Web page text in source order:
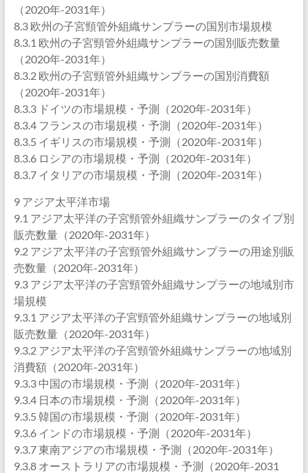
（2020年-2031年）
8.3 欧州の子宮頸管外組織サンプラーの国別市場規模
8.3.1 欧州の子宮頸管外組織サンプラーの国別販売数量
（2020年-2031年）
8.3.2 欧州の子宮頸管外組織サンプラーの国別消費額
（2020年-2031年）
8.3.3 ドイツの市場規模・予測（2020年-2031年）
8.3.4 フランスの市場規模・予測（2020年-2031年）
8.3.5 イギリスの市場規模・予測（2020年-2031年）
8.3.6 ロシアの市場規模・予測（2020年-2031年）
8.3.7 イタリアの市場規模・予測（2020年-2031年）
9 アジア太平洋市場
9.1 アジア太平洋の子宮頸管外組織サンプラーのタイプ別
販売数量（2020年-2031年）
9.2 アジア太平洋の子宮頸管外組織サンプラーの用途別販
売数量（2020年-2031年）
9.3 アジア太平洋の子宮頸管外組織サンプラーの地域別市
場規模
9.3.1 アジア太平洋の子宮頸管外組織サンプラーの地域別
販売数量（2020年-2031年）
9.3.2 アジア太平洋の子宮頸管外組織サンプラーの地域別
消費額（2020年-2031年）
9.3.3 中国の市場規模・予測（2020年-2031年）
9.3.4 日本の市場規模・予測（2020年-2031年）
9.3.5 韓国の市場規模・予測（2020年-2031年）
9.3.6 インドの市場規模・予測（2020年-2031年）
9.3.7 東南アジアの市場規模・予測（2020年-2031年）
9.3.8 オーストラリアの市場規模・予測（2020年-2031